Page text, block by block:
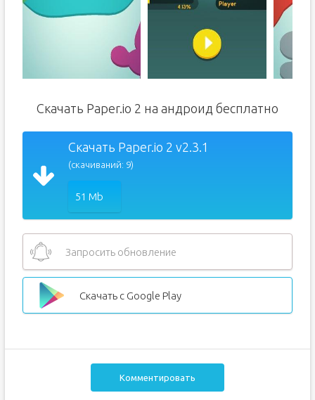
Скачать Paper.io 2 на андроид бесплатно
Скачать Paper.io 2 v2.3.1
(скачиваний: 9)
51 Mb
Запросить обновление
Скачать с Google Play
Комментировать